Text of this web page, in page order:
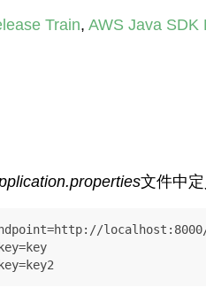
Train, AWS Java SDK
文件中
amazon.aws.secretkey=key2